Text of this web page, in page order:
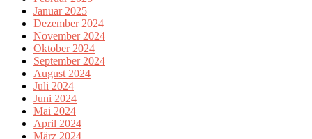
Januar 2025
Dezember 2024
November 2024
Oktober 2024
September 2024
August 2024
Juli 2024
Juni 2024
Mai 2024
April 2024
März 2024